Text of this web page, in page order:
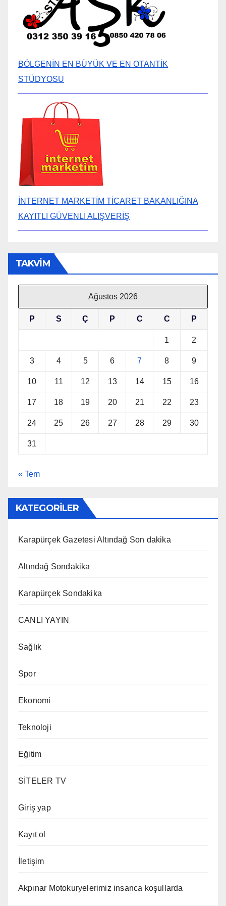
BÖLGENİN EN BÜYÜK VE EN OTANTİK
STÜDYOSU
İNTERNET MARKETİM TİCARET BAKANLIĞINA
KAYITLI GÜVENLİ ALIŞVERİŞ
TAKVİM
Ağustos 2026
P S Ç P C C P
1 2
3 4 5 6 7 8 9
10 11 12 13 14 15 16
17 18 19 20 21 22 23
24 25 26 27 28 29 30
31
« Tem
KATEGORİLER
Karapürçek Gazetesi Altındağ Son dakika
Altındağ Sondakika
Karapürçek Sondakika
CANLI YAYIN
Sağlık
Spor
Ekonomi
Teknoloji
Eğitim
SİTELER TV
Giriş yap
Kayıt ol
İletişim
Akpınar Motokuryelerimiz insanca koşullarda